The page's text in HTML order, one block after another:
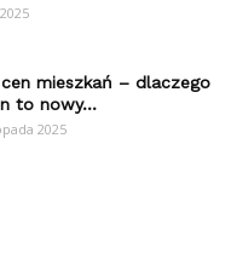
mieszkań – dlaczego
to nowy...
2025